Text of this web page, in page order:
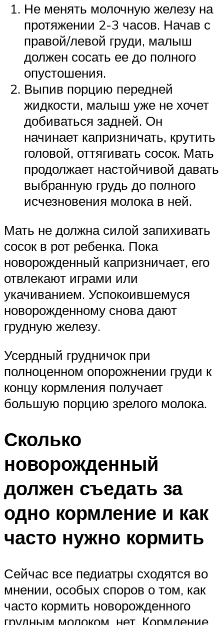
Не менять молочную железу на
протяжении 2-3 часов. Начав с
правой/левой груди, малыш
должен сосать ее до полного
опустошения.
Выпив порцию передней
жидкости, малыш уже не хочет
добиваться задней. Он
начинает капризничать, крутить
головой, оттягивать сосок. Мать
продолжает настойчивой давать
выбранную грудь до полного
исчезновения молока в ней.
Мать не должна силой запихивать
сосок в рот ребенка. Пока
новорожденный капризничает, его
отвлекают играми или
укачиванием. Успокоившемуся
новорожденному снова дают
грудную железу.
Усердный грудничок при
полноценном опорожнении груди к
концу кормления получает
большую порцию зрелого молока.
Сколько
новорожденный
должен съедать за
одно кормление и как
часто нужно кормить
Сейчас все педиатры сходятся во
мнении, особых споров о том, как
часто кормить новорожденного
грудным молоком, нет. Кормление